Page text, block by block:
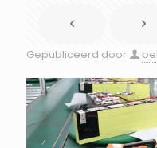
Gepubliceerd door